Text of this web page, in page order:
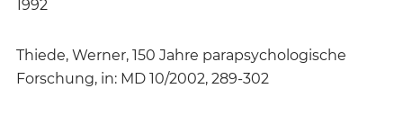
1992
Thiede, Werner, 150 Jahre parapsychologische
Forschung, in: MD 10/2002, 289-302